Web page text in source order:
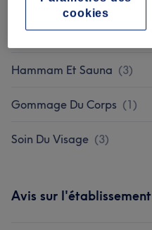
Réflexologie Et Massage
Lymphatique (1)
Hammam Et Sauna (3)
Gommage Du Corps (1)
Soin Du Visage (3)
Avis sur l'établissement
cookies